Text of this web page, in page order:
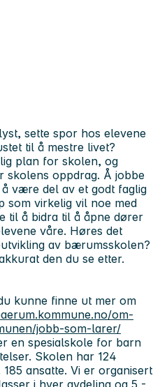
sette spor hos elevene
til å mestre livet?
plan for skolen, og
skolens oppdrag. Å jobbe
være del av et godt faglig
som virkelig vil noe med
til å bidra til å åpne dører
våre. Høres det
av bærumsskolen?
den du se etter.
kunne finne ut mer om
om-
jobb-som-larer/
en spesialskole for barn
Skolen har 124
ansatte. Vi er organisert